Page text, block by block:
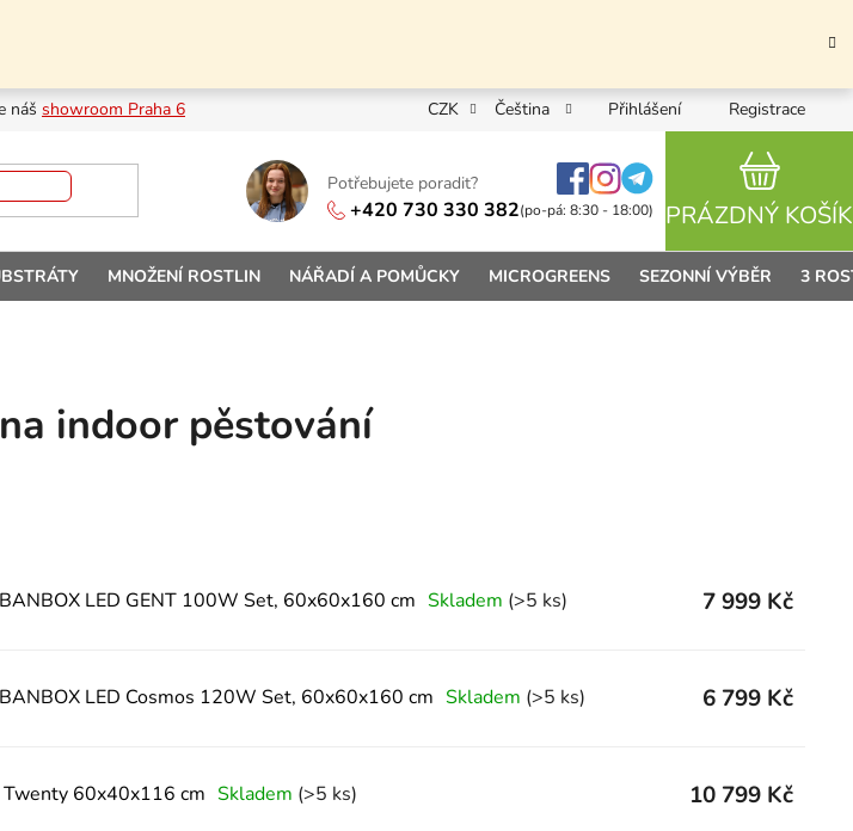
náš showroom Praha 6 CZK Čeština Přihlášení Registrace
Potřebujete poradit?
+420 730 330 382(po-pá: 8:30 - 18:00) PRÁZDNÝ KOŠÍK
MNOŽENÍ ROSTLIN NÁŘADÍ A POMŮCKY MICROGREENS SEZONNÍ VÝBĚR 3
indoor pěstování
LED GENT 100W Set, 60x60x160 cm Skladem (>5 ks) 7 999 Kč
LED Cosmos 120W Set, 60x60x160 cm Skladem (>5 ks) 6 799 Kč
Twenty 60x40x116 cm Skladem (>5 ks) 10 799 Kč